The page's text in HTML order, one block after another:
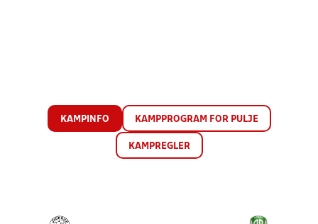
KAMPINFO KAMPPROGRAM FOR PULJE
KAMPREGLER